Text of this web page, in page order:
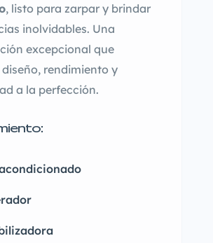
, listo para zarpar y brindar
inolvidables. Una
excepcional que
rendimiento y
a la perfección.